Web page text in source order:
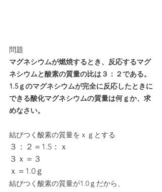
問題
マグネシウムが燃焼するとき、反応するマグ
ネシウムと酸素の質量の比は３：２である。
1.5ｇのマグネシウムが完全に反応したときに
できる酸化マグネシウムの質量は何ｇか、求
めなさい。
結びつく酸素の質量をｘｇとする
３：２＝1.5：ｘ
３ｘ＝３
ｘ＝1.0ｇ
結びつく酸素の質量が1.0ｇだから、